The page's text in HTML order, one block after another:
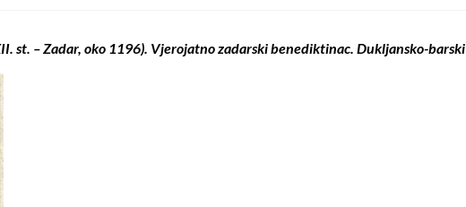
st. – Zadar, oko 1196). Vjerojatno zadarski benediktinac. Dukljansko-